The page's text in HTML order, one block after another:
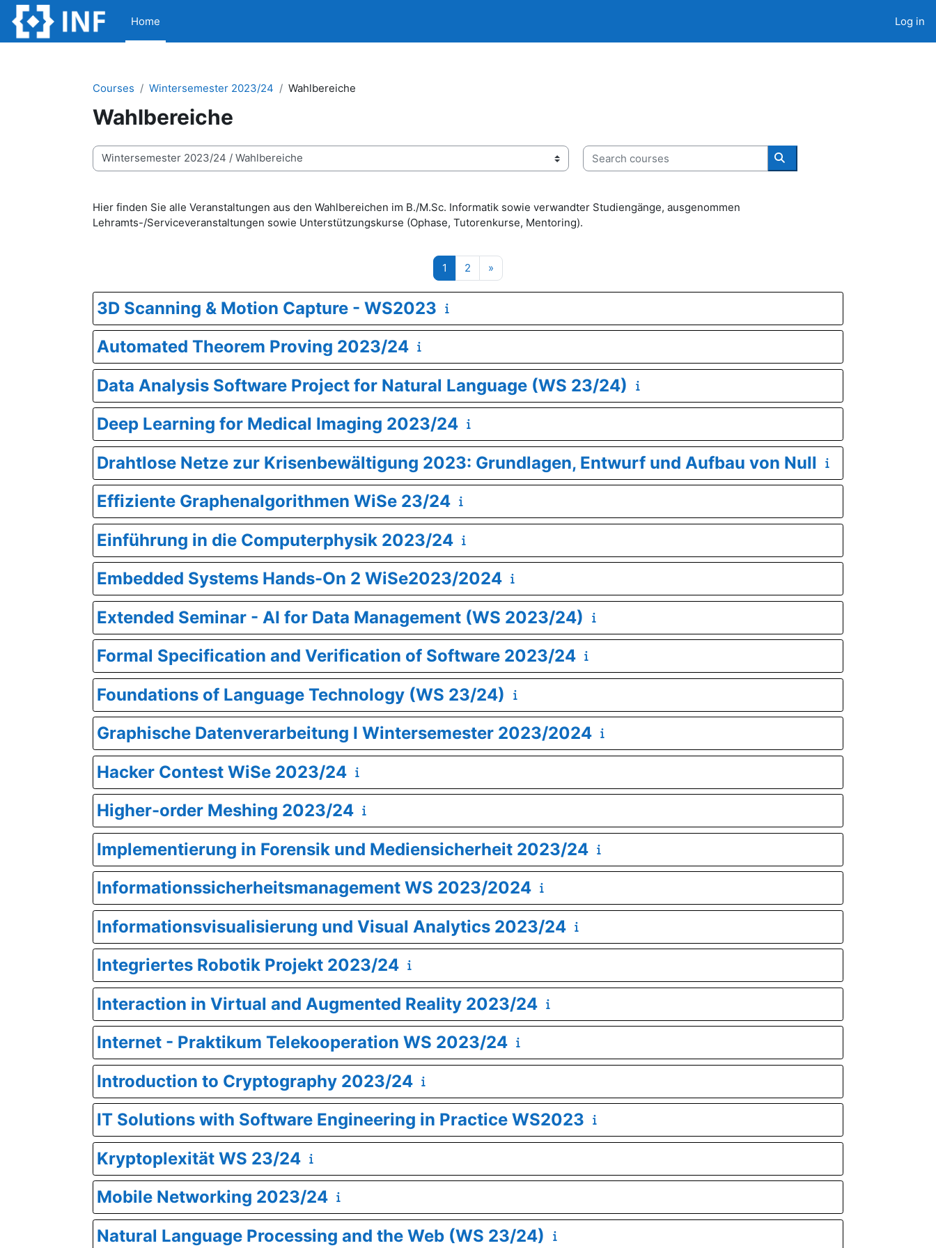
Skip to main content
Home
Log in
Courses Wintersemester 2023/24 Wahlbereiche
Wahlbereiche
Course categories
Search courses
Search courses
Hier finden Sie alle Veranstaltungen aus den Wahlbereichen im B./M.Sc. Informatik sowie verwandter Studiengänge, ausgenommen
Lehramts-/Serviceveranstaltungen sowie Unterstützungskurse (Ophase, Tutorenkurse, Mentoring).
1 Page 1
2 Page 2
»
3D Scanning & Motion Capture - WS2023
Automated Theorem Proving 2023/24
Data Analysis Software Project for Natural Language (WS 23/24)
Deep Learning for Medical Imaging 2023/24
Drahtlose Netze zur Krisenbewältigung 2023: Grundlagen, Entwurf und Aufbau von Null
Effiziente Graphenalgorithmen WiSe 23/24
Einführung in die Computerphysik 2023/24
Embedded Systems Hands-On 2 WiSe2023/2024
Extended Seminar - AI for Data Management (WS 2023/24)
Formal Specification and Verification of Software 2023/24
Foundations of Language Technology (WS 23/24)
Graphische Datenverarbeitung I Wintersemester 2023/2024
Hacker Contest WiSe 2023/24
Higher-order Meshing 2023/24
Implementierung in Forensik und Mediensicherheit 2023/24
Informationssicherheitsmanagement WS 2023/2024
Informationsvisualisierung und Visual Analytics 2023/24
Integriertes Robotik Projekt 2023/24
Interaction in Virtual and Augmented Reality 2023/24
Internet - Praktikum Telekooperation WS 2023/24
Introduction to Cryptography 2023/24
IT Solutions with Software Engineering in Practice WS2023
Kryptoplexität WS 23/24
Mobile Networking 2023/24
Natural Language Processing and the Web (WS 23/24)